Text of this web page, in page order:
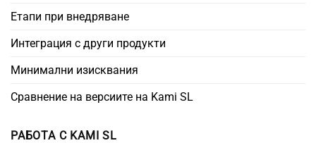
Етапи при внедряване
Интеграция с други продукти
Минимални изисквания
Сравнение на версиите на Kami SL
РАБОТА С KAMI SL